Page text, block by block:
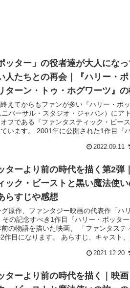
ッター」の役者達が大人にな
人たちとの再会｜『ハリー・
ターン・トゥ・ホグワーツ』
れる動画配信サービスは？
えてからもファンが多い『ハリー・ポ
バーサル・スタジオ・ジャパン）にア
フである『ファンタスティック・ビー
います。 2001年に公開された1作目『
2022.09.11
ターより前の時代を描く第2弾
ック・ビーストと黒い魔法使
らすじや感想
原作、ファンタジー映画の代表作「ハ
その記念すべき1作目『ハリー・ポッタ
の物語を描いた映画、 「ファンタステ
作目になります。 あらすじ、キャスト
2021.12.20
ターより前の時代を描く｜映